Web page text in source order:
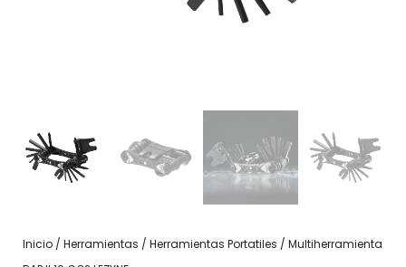
Inicio / Herramientas / Herramientas Portatiles / Multiherramienta